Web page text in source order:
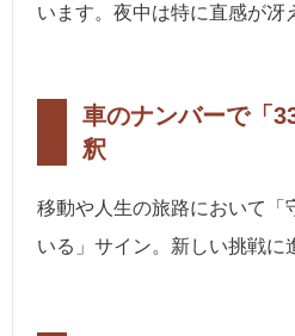
います。夜中は特に直感が冴
車のナンバーで「
釈
移動や人生の旅路において「
いる」サイン。新しい挑戦に